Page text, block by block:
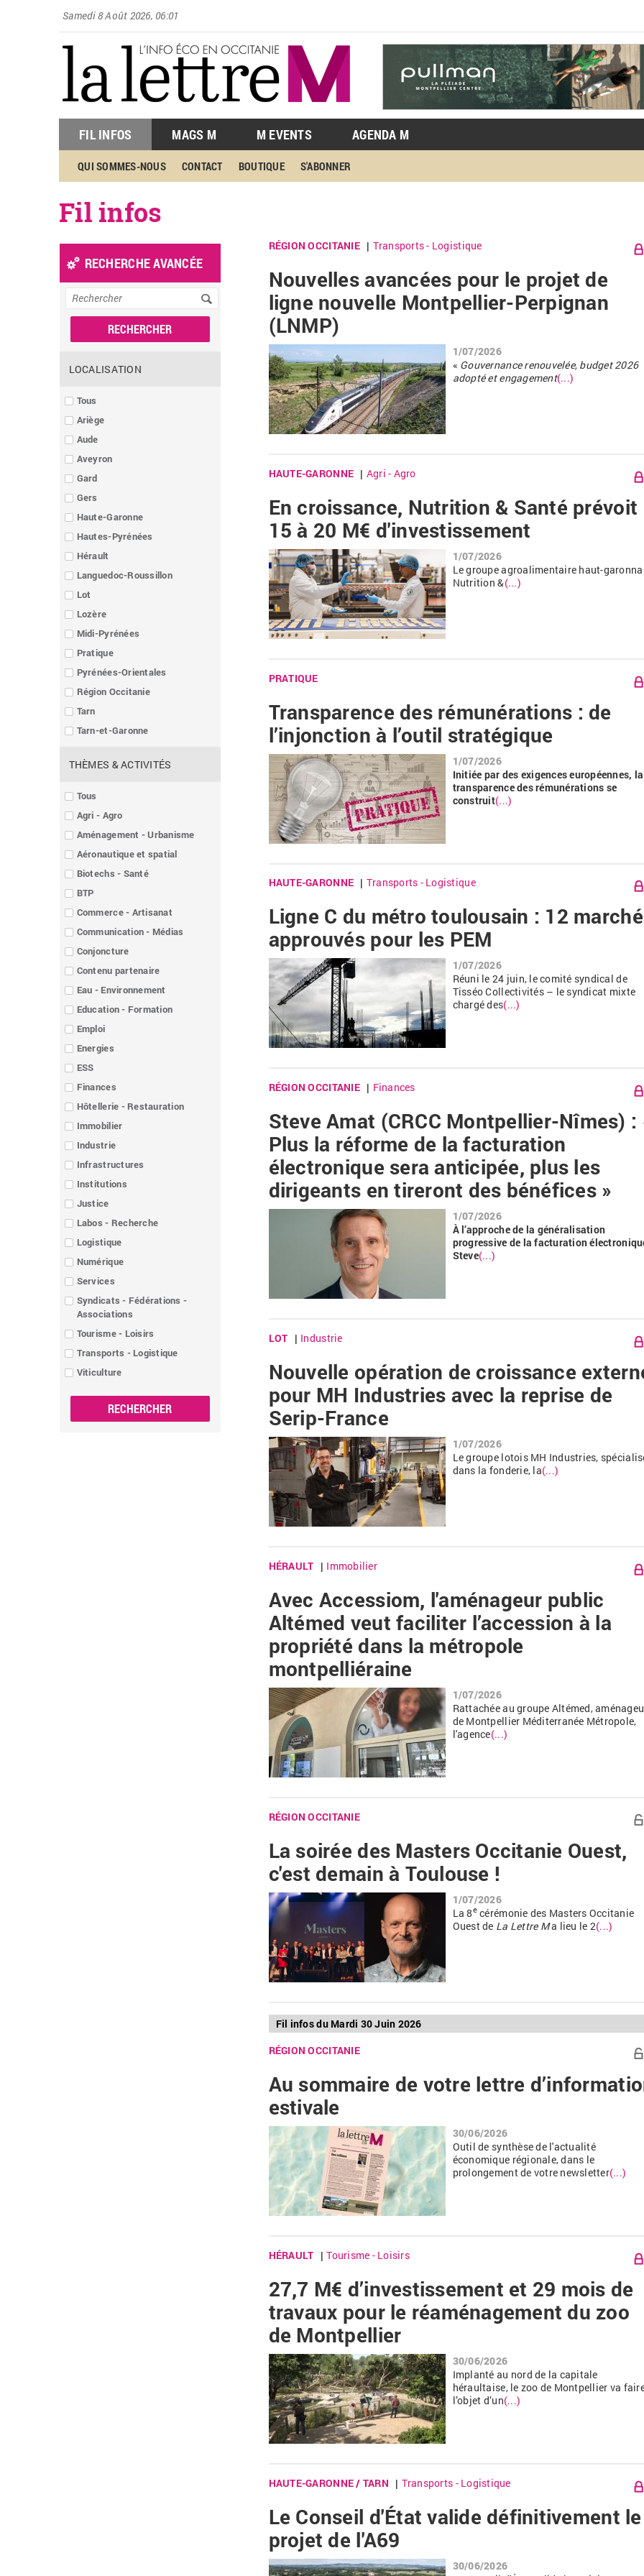
Samedi 8 Août 2026, 06:01
FIL INFOS MAGS M M EVENTS AGENDA M
QUI SOMMES-NOUS CONTACT BOUTIQUE S'ABONNER
Fil infos
RÉGION OCCITANIE | Transports - Logistique
Nouvelles avancées pour le projet de
ligne nouvelle Montpellier-Perpignan
(LNMP)
1/07/2026
« Gouvernance renouvelée, budget 2026
adopté et engagement(...)
HAUTE-GARONNE | Agri - Agro
En croissance, Nutrition & Santé prévoit
15 à 20 M€ d'investissement
1/07/2026
Le groupe agroalimentaire haut-
Nutrition &(...)
PRATIQUE
Transparence des rémunérations : de
l’injonction à l’outil stratégique
1/07/2026
Initiée par des exigences européennes, la
transparence des rémunérations se
construit(...)
HAUTE-GARONNE | Transports - Logistique
Ligne C du métro toulousain : 12
approuvés pour les PEM
1/07/2026
Réuni le 24 juin, le comité syndical de
Tisséo Collectivités – le syndicat mixte
chargé des(...)
RÉGION OCCITANIE | Finances
Steve Amat (CRCC Montpellier-Nîmes) :
Plus la réforme de la facturation
électronique sera anticipée, plus les
dirigeants en tireront des bénéfices »
1/07/2026
À l’approche de la généralisation
progressive de la facturation
Steve(...)
LOT | Industrie
Nouvelle opération de croissance
pour MH Industries avec la reprise de
Serip-France
1/07/2026
Le groupe lotois MH Industries,
dans la fonderie, la(...)
HÉRAULT | Immobilier
Avec Accessiom, l'aménageur public
Altémed veut faciliter l’accession à la
propriété dans la métropole
montpelliéraine
1/07/2026
Rattachée au groupe Altémed,
de Montpellier Méditerranée Métropole,
l'agence(...)
RÉGION OCCITANIE
La soirée des Masters Occitanie Ouest,
c'est demain à Toulouse !
1/07/2026
La 8ecérémonie des Masters Occitanie
Ouest de La Lettre Ma lieu le 2(...)
Fil infos du Mardi 30 Juin 2026
RÉGION OCCITANIE
Au sommaire de votre lettre
estivale
30/06/2026
Outil de synthèse de l'actualité
économique régionale, dans le
prolongement de votre newsletter(...)
HÉRAULT |Tourisme - Loisirs
27,7 M€ d’investissement et 29 mois de
travaux pour le réaménagement du zoo
de Montpellier
30/06/2026
Implanté au nord de la capitale
héraultaise, le zoo de Montpellier va
l’objet d’un(...)
HAUTE-GARONNE/ TARN | Transports - Logistique
Le Conseil d'État valide définitivement le
projet de l'A69
30/06/2026
RECHERCHE AVANCÉE
LOCALISATION
Tous
Ariège
Aude
Aveyron
Gard
Gers
Haute-Garonne
Hautes-Pyrénées
Hérault
Languedoc-Roussillon
Lot
Lozère
Midi-Pyrénées
Pratique
Pyrénées-Orientales
Région Occitanie
Tarn
Tarn-et-Garonne
THÈMES & ACTIVITÉS
Tous
Agri - Agro
Aménagement - Urbanisme
Aéronautique et spatial
Biotechs - Santé
BTP
Commerce - Artisanat
Communication - Médias
Conjoncture
Contenu partenaire
Eau - Environnement
Education - Formation
Emploi
Energies
ESS
Finances
Hôtellerie - Restauration
Immobilier
Industrie
Infrastructures
Institutions
Justice
Labos - Recherche
Logistique
Numérique
Services
Syndicats - Fédérations -
Associations
Tourisme - Loisirs
Transports - Logistique
Viticulture